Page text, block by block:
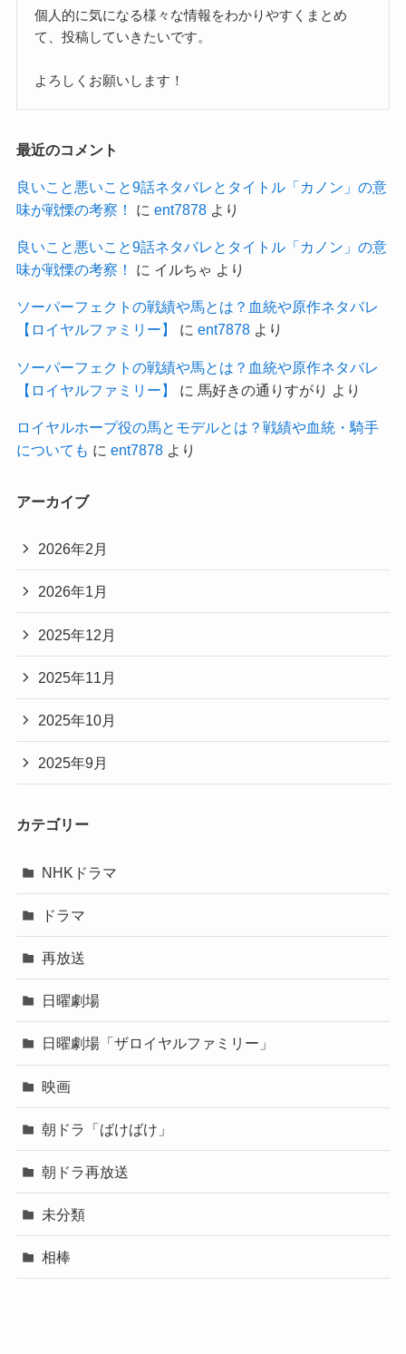
個人的に気になる様々な情報をわかりやすくまとめ
て、投稿していきたいです。
よろしくお願いします！
最近のコメント
良いこと悪いこと9話ネタバレとタイトル「カノン」の意
味が戦慄の考察！
に ent7878より
良いこと悪いこと9話ネタバレとタイトル「カノン」の意
味が戦慄の考察！
に イルちゃ より
ソーパーフェクトの戦績や馬とは？血統や原作ネタバレ
【ロイヤルファミリー】
に ent7878より
ソーパーフェクトの戦績や馬とは？血統や原作ネタバレ
【ロイヤルファミリー】
に 馬好きの通りすがり より
ロイヤルホープ役の馬とモデルとは？戦績や血統・騎手
についても に ent7878より
アーカイブ
2026年2月
2026年1月
2025年12月
2025年11月
2025年10月
2025年9月
カテゴリー
NHKドラマ
ドラマ
再放送
日曜劇場
日曜劇場「ザロイヤルファミリー」
映画
朝ドラ「ばけばけ」
朝ドラ再放送
未分類
相棒